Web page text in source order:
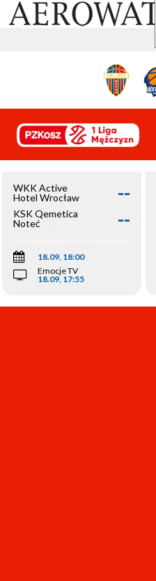
WKK Active
Hotel Wrocław
--
KSK Qemetica
Noteć
Inowrocław
--
18.09, 18:00
Emocje TV
18.09, 17:55